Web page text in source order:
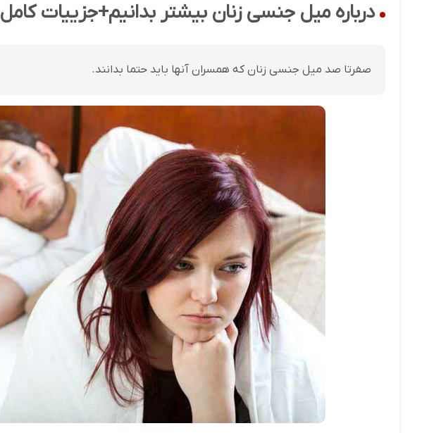
درباره میل جنسی زنان بیشتر بدانیم+جزییات کامل
صفرتا صد میل جنسی زنان که همسران آنها باید حتما بدانند.